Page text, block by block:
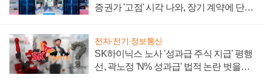
증권가 '고점' 시각 나와, 장기 계약에 단점
전자·전기·정보통신
SK하이닉스 노사 '성과급 주식 지급' 평행
선, 곽노정 'N% 성과급' 법적 논란 벗을지